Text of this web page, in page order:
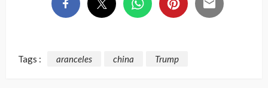
Tags : aranceles china Trump